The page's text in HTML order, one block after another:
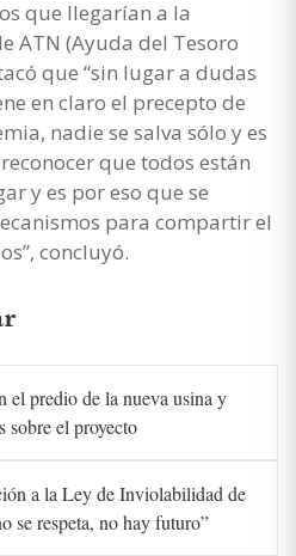
que llegarían a la
ATN (Ayuda del Tesoro
que “sin lugar a dudas
en claro el precepto de
nadie se salva sólo y es
que todos están
y es por eso que se
para compartir el
concluyó.
predio de la nueva usina y
sobre el proyecto
a la Ley de Inviolabilidad de
se respeta, no hay futuro”